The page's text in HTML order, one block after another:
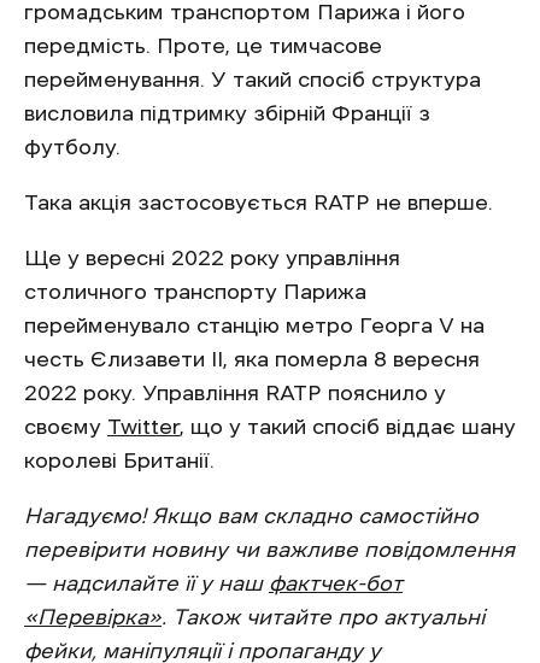
громадським транспортом Парижа і його
передмість. Проте, це тимчасове
перейменування. У такий спосіб структура
висловила підтримку збірній Франції з
футболу.
Така акція застосовується RATP не вперше.
Ще у вересні 2022 року управління
столичного транспорту Парижа
перейменувало станцію метро Георга V на
честь Єлизавети ІІ, яка померла 8 вересня
2022 року. Управління RATP пояснило у
своєму Twitter, що у такий спосіб віддає шану
королеві Британії.
Нагадуємо! Якщо вам складно самостійно
перевірити новину чи важливе повідомлення
— надсилайте її у наш фактчек-бот
«Перевірка». Також читайте про актуальні
фейки, маніпуляції і пропаганду у